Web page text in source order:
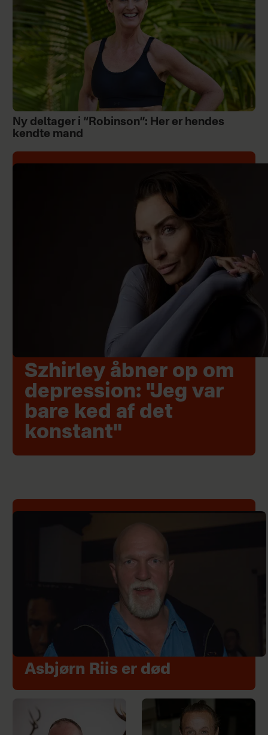
Ny deltager i “Robinson”: Her er hendes
kendte mand
Szhirley åbner op om
depression: "Jeg var
bare ked af det
konstant"
Asbjørn Riis er død